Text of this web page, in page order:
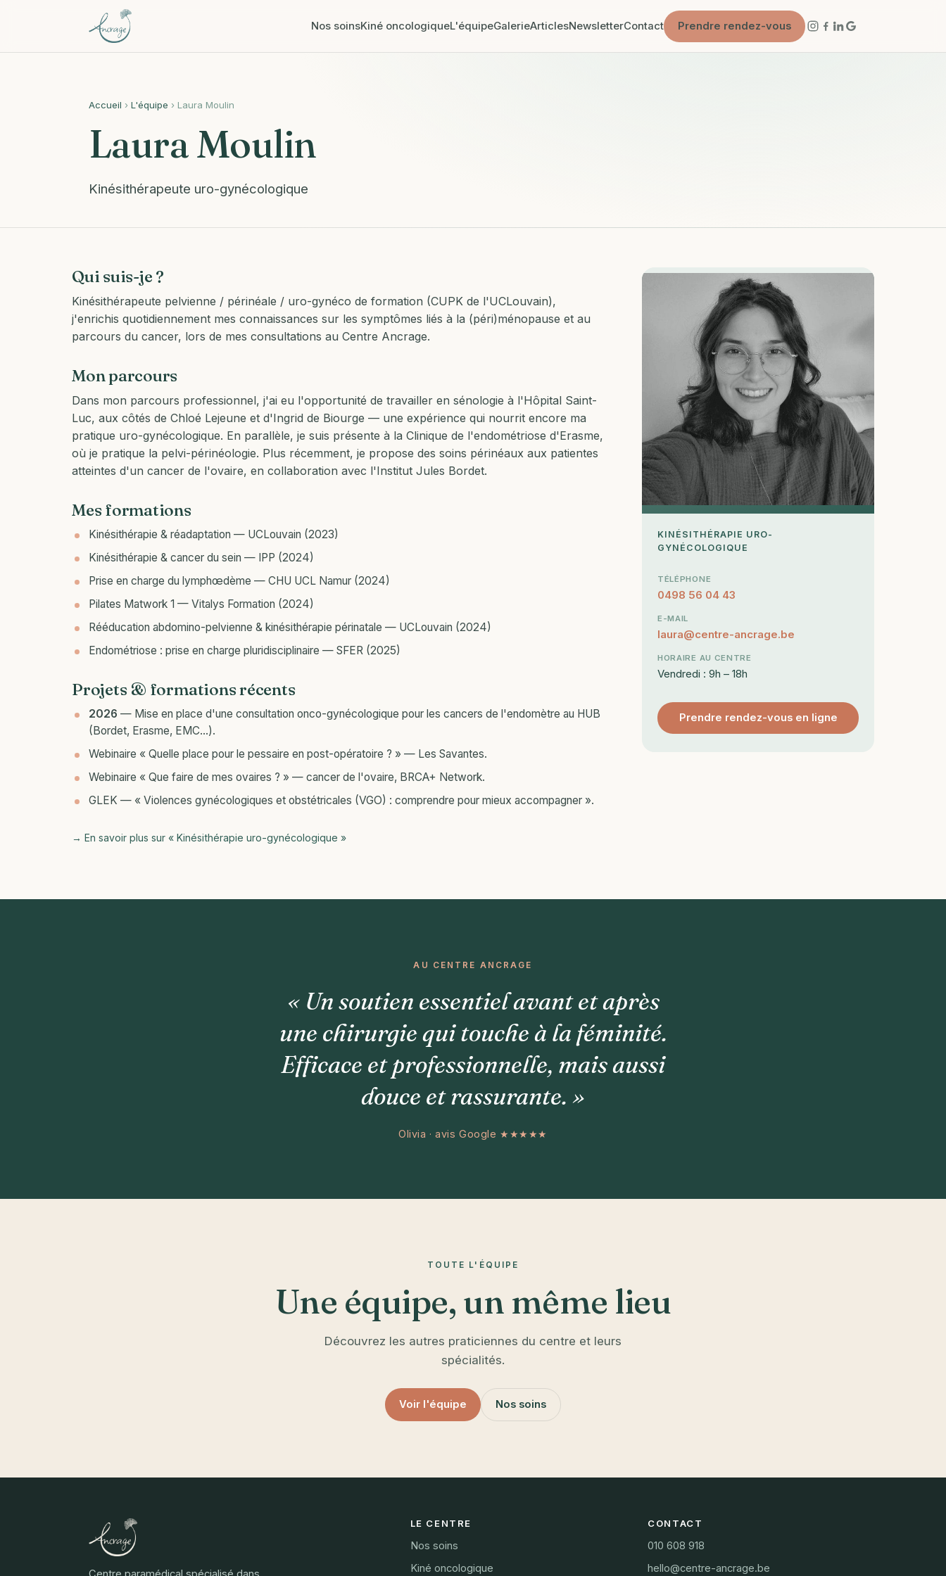
Nos soinsKiné oncologiqueL'équipeGalerieArticlesNewsletterContact Prendre rendez-vous
Accueil › L'équipe › Laura Moulin
Laura Moulin
Kinésithérapeute uro-gynécologique
Qui suis-je ?
Kinésithérapeute pelvienne / périnéale / uro-gynéco de formation (CUPK de l'UCLouvain),
j'enrichis quotidiennement mes connaissances sur les symptômes liés à la (péri)ménopause et au
parcours du cancer, lors de mes consultations au Centre Ancrage.
Mon parcours
Dans mon parcours professionnel, j'ai eu l'opportunité de travailler en sénologie à l'Hôpital Saint-
Luc, aux côtés de Chloé Lejeune et d'Ingrid de Biourge — une expérience qui nourrit encore ma
pratique uro-gynécologique. En parallèle, je suis présente à la Clinique de l'endométriose d'Erasme,
où je pratique la pelvi-périnéologie. Plus récemment, je propose des soins périnéaux aux patientes
atteintes d'un cancer de l'ovaire, en collaboration avec l'Institut Jules Bordet.
Mes formations
Kinésithérapie & réadaptation — UCLouvain (2023)
Kinésithérapie & cancer du sein — IPP (2024)
Prise en charge du lymphœdème — CHU UCL Namur (2024)
Pilates Matwork 1 — Vitalys Formation (2024)
Rééducation abdomino-pelvienne & kinésithérapie périnatale — UCLouvain (2024)
Endométriose : prise en charge pluridisciplinaire — SFER (2025)
Projets & formations récents
2026 — Mise en place d'une consultation onco-gynécologique pour les cancers de l'endomètre au HUB
(Bordet, Erasme, EMC…).
Webinaire « Quelle place pour le pessaire en post-opératoire ? » — Les Savantes.
Webinaire « Que faire de mes ovaires ? » — cancer de l'ovaire, BRCA+ Network.
GLEK — « Violences gynécologiques et obstétricales (VGO) : comprendre pour mieux accompagner ».
→ En savoir plus sur « Kinésithérapie uro-gynécologique »
KINÉSITHÉRAPIE URO-
GYNÉCOLOGIQUE
TÉLÉPHONE
0498 56 04 43
E-MAIL
laura@centre-ancrage.be
HORAIRE AU CENTRE
Vendredi : 9h – 18h
Prendre rendez-vous en ligne
AU CENTRE ANCRAGE
« Un soutien essentiel avant et après
une chirurgie qui touche à la féminité.
Efficace et professionnelle, mais aussi
douce et rassurante. »
Olivia · avis Google ★★★★★
TOUTE L'ÉQUIPE
Une équipe, un même lieu
Découvrez les autres praticiennes du centre et leurs
spécialités.
Voir l'équipe Nos soins
LE CENTRE
Nos soins
Kiné oncologique
CONTACT
010 608 918
hello@centre-ancrage.be